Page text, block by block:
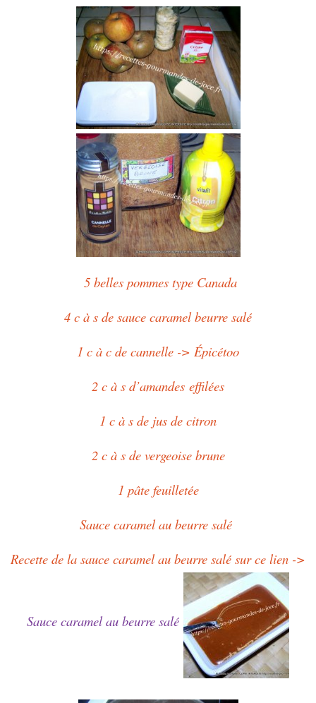
5 belles pommes type Canada
4 c à s de sauce caramel beurre salé
1 c à c de cannelle -> Épicétoo
2 c à s d’amandes effilées
1 c à s de jus de citron
2 c à s de vergeoise brune
1 pâte feuilletée
Sauce caramel au beurre salé
Recette de la sauce caramel au beurre salé sur ce lien ->
Sauce caramel au beurre salé